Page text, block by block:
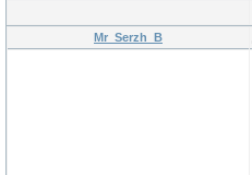
Mr_Serzh_B